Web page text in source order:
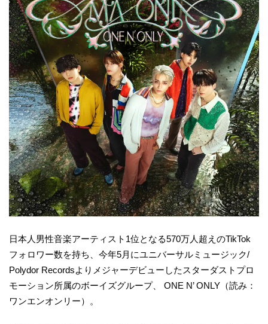
日本人男性音楽アーティスト1位となる570万人超えのTikTok
フォロワー数を持ち、今年5月にユニバーサルミュージック/
Polydor Recordsよりメジャーデビューしたスターダストプロ
モーション所属のボーイズグループ、 ONE N’ ONLY（読み：
ワンエンオンリー）。